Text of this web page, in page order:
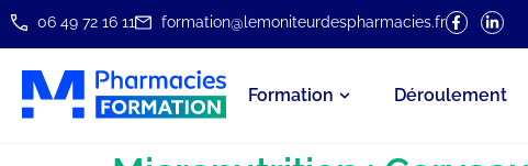
06 49 72 16 11 formation@lemoniteurdespharmacies.fr
Formation Déroulement